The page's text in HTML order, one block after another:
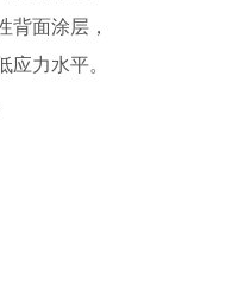
背面涂层，
力水平。